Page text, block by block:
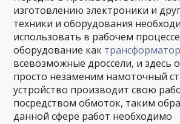
изготовлению электроники и
техники и оборудования
использовать в рабочем
оборудование как
всевозможные дроссели, и здесь
просто незаменим намоточный
устройство производит свою
посредством обмоток, таким
данной сфере работ необходимо